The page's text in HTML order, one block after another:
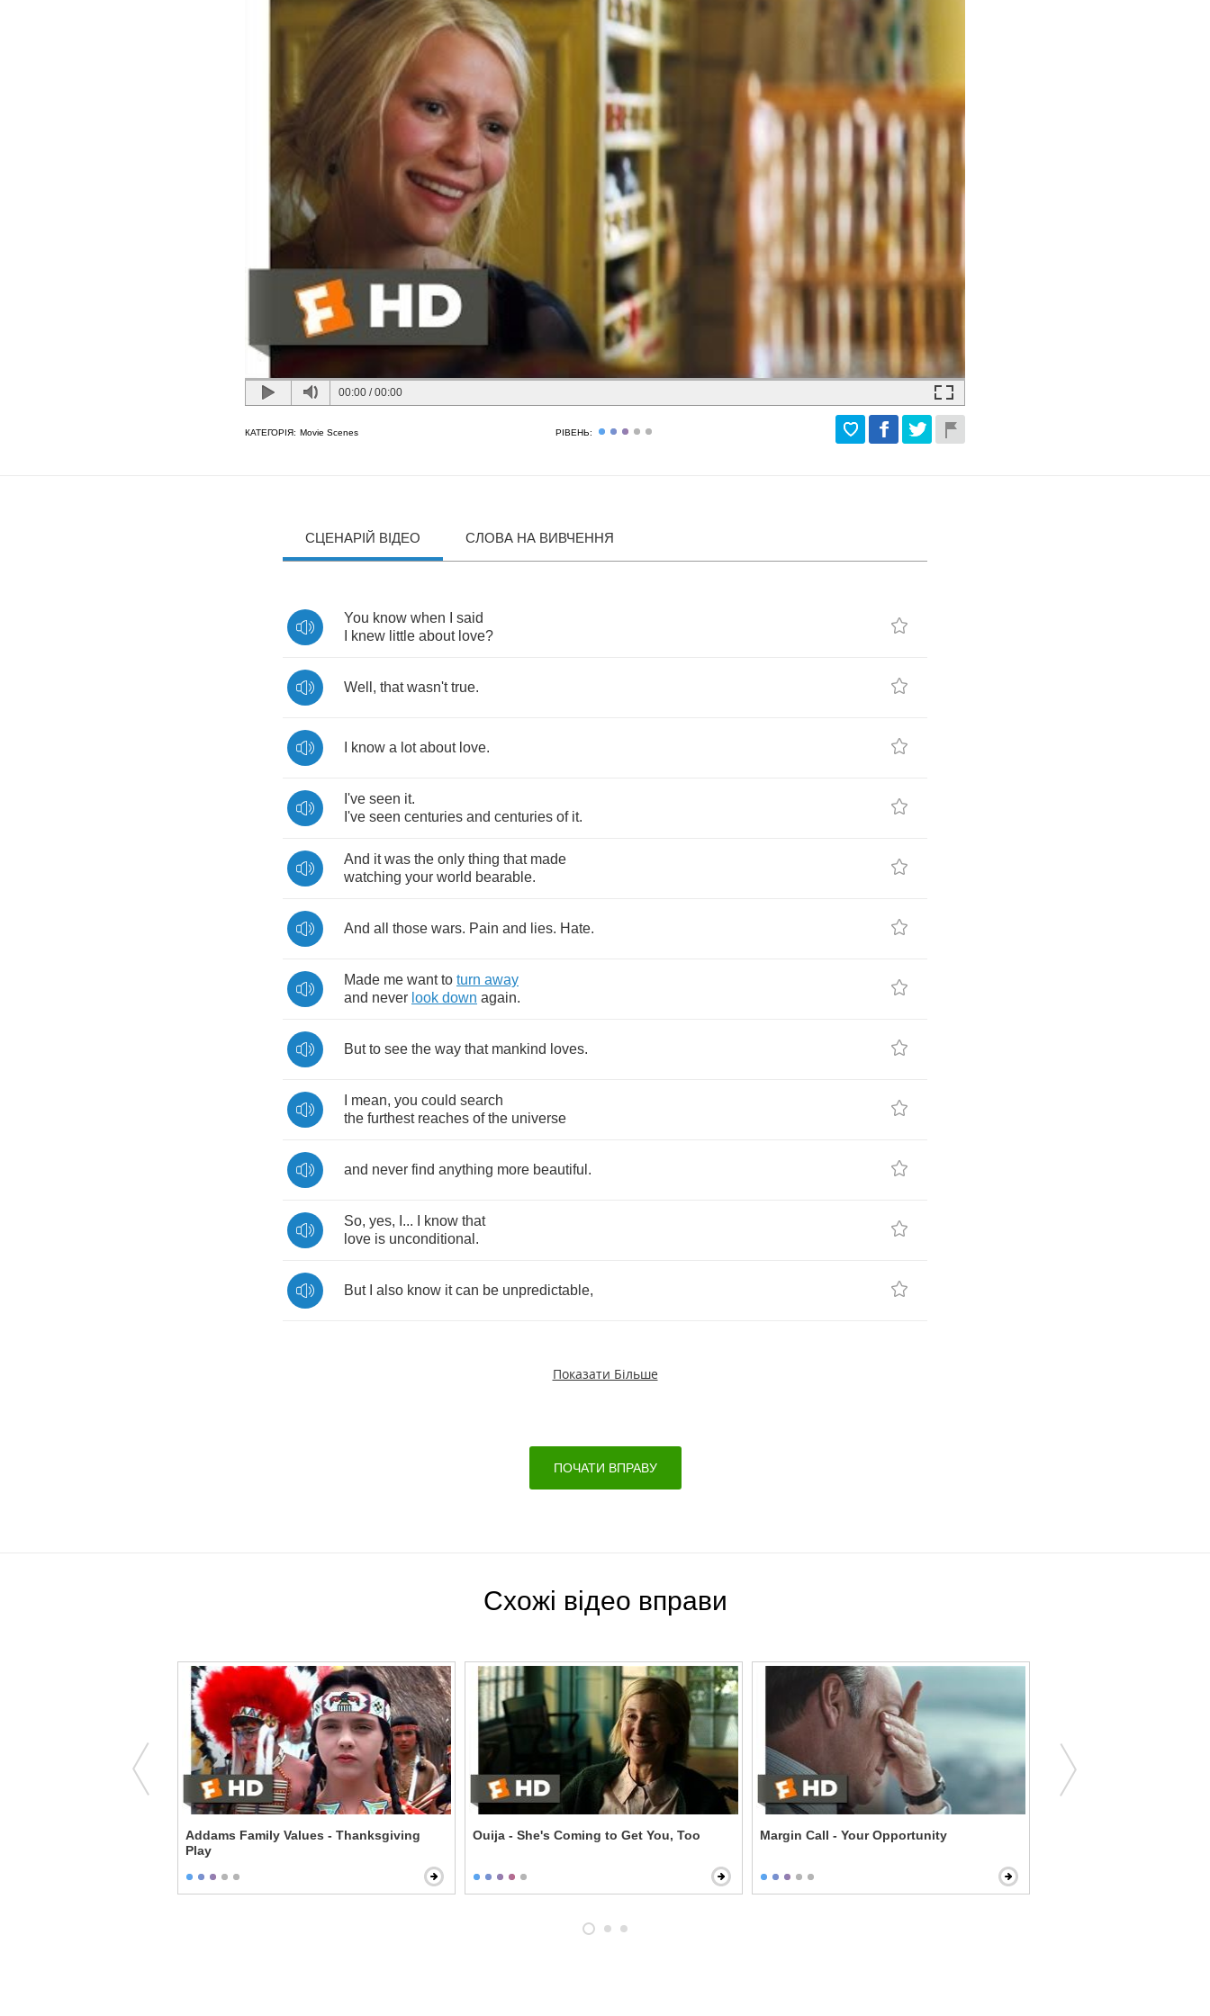
00:00 /00:00
КАТЕГОРІЯ: Movie Scenes РІВЕНЬ:
СЦЕНАРІЙ ВІДЕО СЛОВА НА ВИВЧЕННЯ
You know when
said
knew little about love?
Well , that wasn't true.
know a lot about love.
I've seen it.
I've seen centuries and centuries of it.
And it was the only thing that made
watching your world bearable.
And all those wars. Pain and lies. Hate.
Made me want to turn away
and never look down again.
But to see the way that mankind loves.
mean, you could search
the furthest reaches of the universe
and never find anything more beautiful .
So, yes, ... know that
love is unconditional .
But also know it can be unpredictable,
Показати Більше
ПОЧАТИ ВПРАВУ
Схожі відео вправи
Addams Family Values - Thanksgiving
Play
Ouija - She's Coming to Get You, Too Margin Call - Your Opportunity